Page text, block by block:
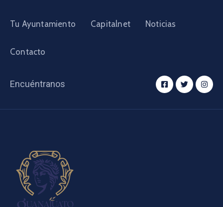
Tu Ayuntamiento Capitalnet Noticias
Contacto
Encuéntranos